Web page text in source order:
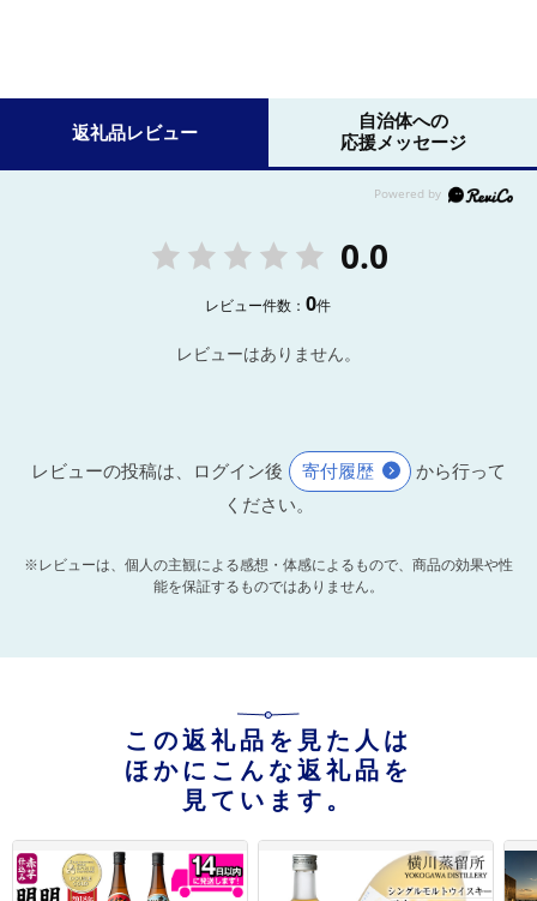
返礼品レビュー
自治体への
応援メッセージ
0.0
レビュー件数：0件
レビューはありません。
レビューの投稿は、ログイン後 寄付履歴
から行って
ください。
※レビューは、個人の主観による感想・体感によるもので、商品の効果や性
能を保証するものではありません。
この返礼品を見た人は
ほかにこんな返礼品を
見ています。